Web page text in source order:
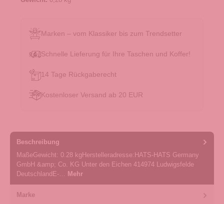
Marken – vom Klassiker bis zum Trendsetter
Schnelle Lieferung für Ihre Taschen und Koffer!
14 Tage Rückgaberecht
Kostenloser Versand ab 20 EUR
Beschreibung
MaßeGewicht: 0.28 kgHerstelleradresse:HATS-HATS Germany
GmbH &amp; Co. KG Unter den Eichen 414974 Ludwigsfelde
DeutschlandE-… Mehr
Marke